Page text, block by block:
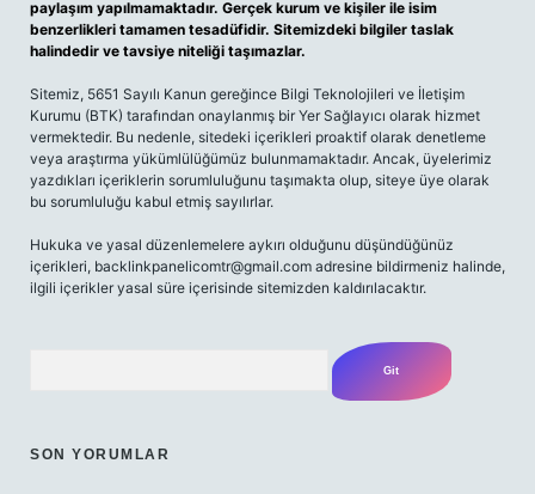
paylaşım yapılmamaktadır. Gerçek kurum ve kişiler ile isim
benzerlikleri tamamen tesadüfidir. Sitemizdeki bilgiler taslak
halindedir ve tavsiye niteliği taşımazlar.
Sitemiz, 5651 Sayılı Kanun gereğince Bilgi Teknolojileri ve İletişim
Kurumu (BTK) tarafından onaylanmış bir Yer Sağlayıcı olarak hizmet
vermektedir. Bu nedenle, sitedeki içerikleri proaktif olarak denetleme
veya araştırma yükümlülüğümüz bulunmamaktadır. Ancak, üyelerimiz
yazdıkları içeriklerin sorumluluğunu taşımakta olup, siteye üye olarak
bu sorumluluğu kabul etmiş sayılırlar.
Hukuka ve yasal düzenlemelere aykırı olduğunu düşündüğünüz
içerikleri, backlinkpanelicomtr@gmail.com adresine bildirmeniz halinde,
ilgili içerikler yasal süre içerisinde sitemizden kaldırılacaktır.
SON YORUMLAR